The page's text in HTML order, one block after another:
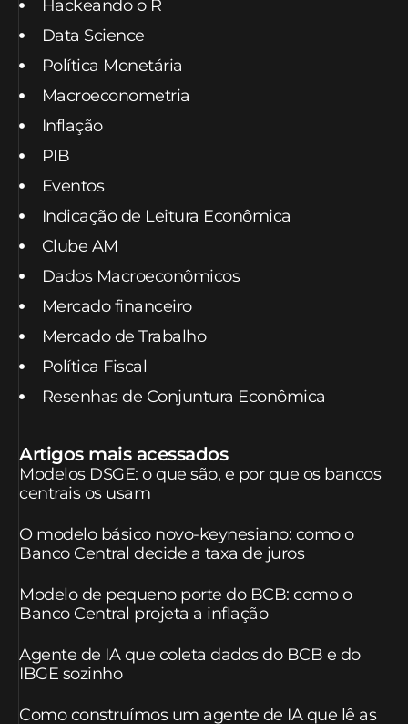
Hackeando o R
Data Science
Política Monetária
Macroeconometria
Inflação
PIB
Eventos
Indicação de Leitura Econômica
Clube AM
Dados Macroeconômicos
Mercado financeiro
Mercado de Trabalho
Política Fiscal
Resenhas de Conjuntura Econômica
Artigos mais acessados
Modelos DSGE: o que são, e por que os bancos
centrais os usam
O modelo básico novo-keynesiano: como o
Banco Central decide a taxa de juros
Modelo de pequeno porte do BCB: como o
Banco Central projeta a inflação
Agente de IA que coleta dados do BCB e do
IBGE sozinho
Como construímos um agente de IA que lê as